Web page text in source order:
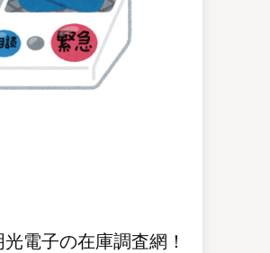
光電子の在庫調査網！